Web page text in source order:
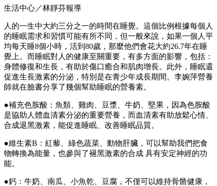
生活中心／林靜芬報導
人的一生中大約三分之一的時間在睡覺。這個比例根據每個人
的睡眠需求和習慣可能有所不同，但一般來說，如果一個人平
均每天睡8個小時，活到80歲，那麼他們會花大約26.7年在睡
覺上。而睡眠對人的健康至關重要，有多方面的影響，包括：
身體修復和生長，有助於傷口癒合和肌肉增長。此外，睡眠還
促進生長激素的分泌，特別是在青少年成長期間。李婉萍營養
師就在臉書分享了幾個幫助睡眠的營養素。
●補充色胺酸：魚類、雞肉、豆漿、牛奶、堅果，因為色胺酸
是協助人體血清素分泌的重要營養，而血清素有助放鬆心情、
合成退黑激素，能促進睡眠、改善睡眠品質。
●維生素B：紅藜、綠色蔬菜、動物肝臟，可以幫助我們把食
物轉換為能量，也參與了褪黑激素的合成 具有安定神經的功
能。
●鈣：牛奶、南瓜、小魚乾、豆腐，不僅可以維持骨骼健康，